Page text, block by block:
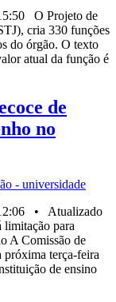
O Projeto de
cria 330 funções
do órgão. O texto
atual da função é
de
no
• Atualizado
para
A Comissão de
próxima terça-feira
de ensino